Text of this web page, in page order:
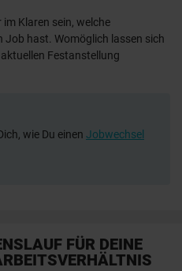
Klaren sein, welche
Job hast. Womöglich lassen sich
Festanstellung
wie Du einen Jobwechsel
FÜR DEINE